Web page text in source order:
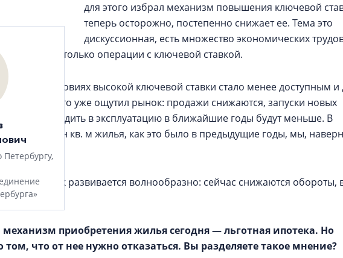
для этого избрал механизм повышения ключевой
теперь осторожно, постепенно снижает ее. Тема это
дискуссионная, есть множество экономических
и это не только операции с ключевой ставкой.
в условиях высокой ключевой ставки стало менее доступным и
жилья. И это уже ощутил рынок: продажи снижаются, запуски новых
значит, и вводить в эксплуатацию в ближайшие годы будут меньше. В
3 млн кв. м жилья, как это было в предыдущие годы, мы,
Рынок развивается волнообразно: сейчас снижаются обороты,
приобретения жилья сегодня — льготная ипотека. Но
том, что от нее нужно отказаться. Вы разделяете такое мнение?